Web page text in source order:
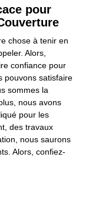
pour
chose à tenir en
Alors,
confiance pour
pouvons satisfaire
sommes la
nous avons
pour les
des travaux
nous saurons
Alors, confiez-